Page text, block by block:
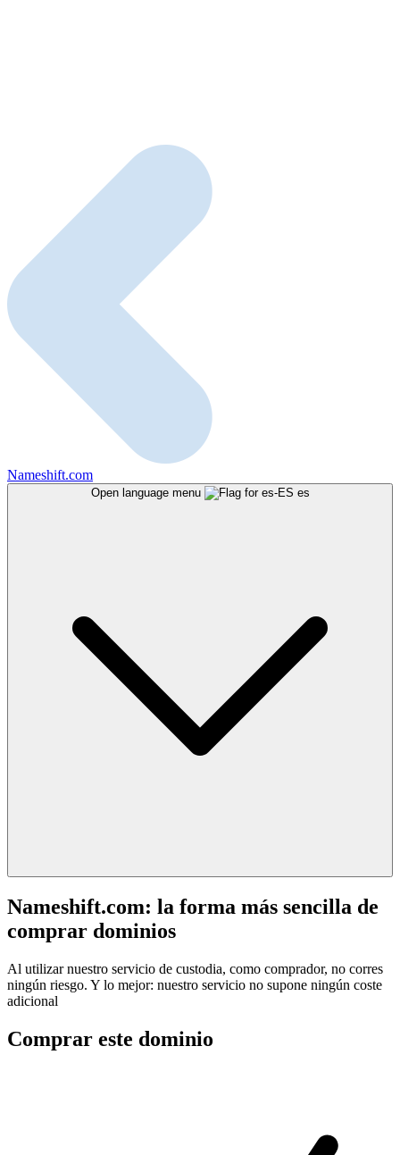
Nameshift.com
Open language menu es
Nameshift.com: la forma más sencilla de
comprar dominios
Al utilizar nuestro servicio de custodia, como comprador, no corres
ningún riesgo. Y lo mejor: nuestro servicio no supone ningún coste
adicional
Comprar este dominio